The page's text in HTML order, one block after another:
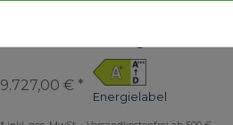
Energielabel
9.727,00 € *